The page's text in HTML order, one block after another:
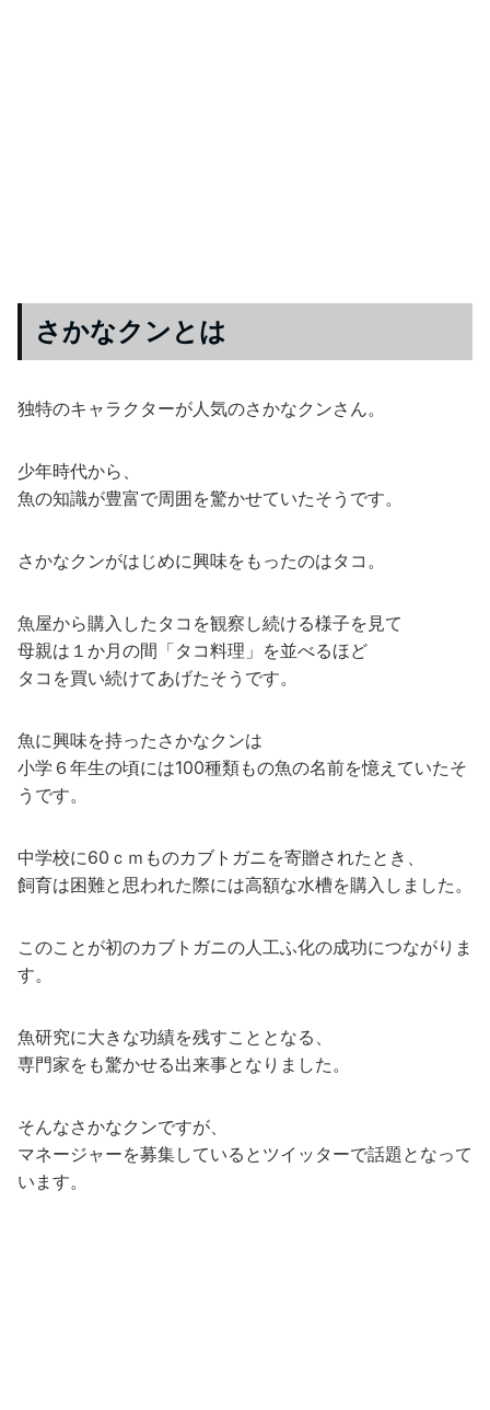
さかなクンとは
独特のキャラクターが人気のさかなクンさん。
少年時代から、
魚の知識が豊富で周囲を驚かせていたそうです。
さかなクンがはじめに興味をもったのはタコ。
魚屋から購入したタコを観察し続ける様子を見て
母親は１か月の間「タコ料理」を並べるほど
タコを買い続けてあげたそうです。
魚に興味を持ったさかなクンは
小学６年生の頃には100種類もの魚の名前を憶えていたそ
うです。
中学校に60ｃｍものカブトガニを寄贈されたとき、
飼育は困難と思われた際には高額な水槽を購入しました。
このことが初のカブトガニの人工ふ化の成功につながりま
す。
魚研究に大きな功績を残すこととなる、
専門家をも驚かせる出来事となりました。
そんなさかなクンですが、
マネージャーを募集しているとツイッターで話題となって
います。